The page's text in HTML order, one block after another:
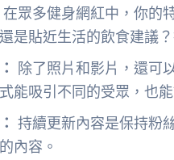
在眾多健身網紅中，你的
是貼近生活的飲食建議
除了照片和影片，還可
能吸引不同的受眾，也
持續更新內容是保持粉
內容。